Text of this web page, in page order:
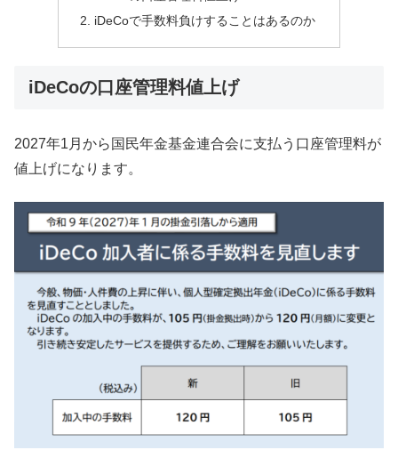
iDeCoで手数料負けすることはあるのか
iDeCoの口座管理料値上げ
2027年1月から国民年金基金連合会に支払う口座管理料が
値上げになります。